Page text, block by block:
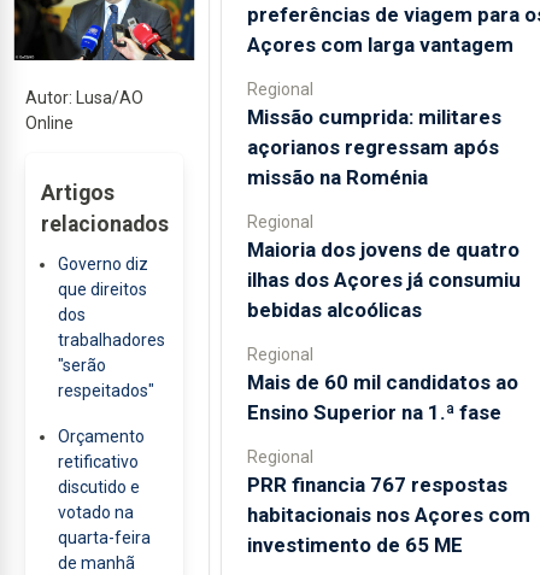
Autor: Lusa/AO
Online
Artigos
relacionados
Governo diz
que direitos
dos
trabalhadores
"serão
respeitados"
Orçamento
retificativo
discutido e
votado na
quarta-feira
de manhã
preferências de viagem para
Açores com larga vantagem
Regional
Missão cumprida: militares
açorianos regressam após
missão na Roménia
Regional
Maioria dos jovens de quatro
ilhas dos Açores já consumiu
bebidas alcoólicas
Regional
Mais de 60 mil candidatos ao
Ensino Superior na 1.ª fase
Regional
PRR financia 767 respostas
habitacionais nos Açores com
investimento de 65 ME